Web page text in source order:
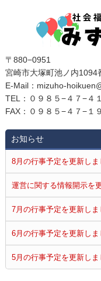
〒880−0951
宮崎市大塚町池ノ内1094
E‐Mail：mizuho-
TEL：０９８５−４７−４
FAX：０９８５−４７−１
お知らせ
8月の行事予定を更新しま
運営に関する情報開示を
7月の行事予定を更新しま
6月の行事予定を更新しま
5月の行事予定を更新しま